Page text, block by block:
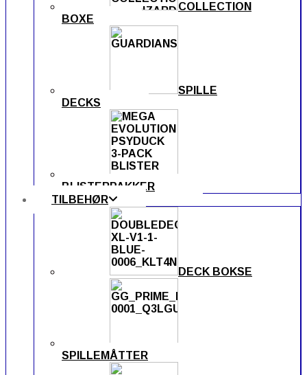
COLLECTION
BOXE
SPILLE
DECKS
BLISTERPAKKER
TILBEHØR
DECK BOKSE
SPILLEMÅTTER